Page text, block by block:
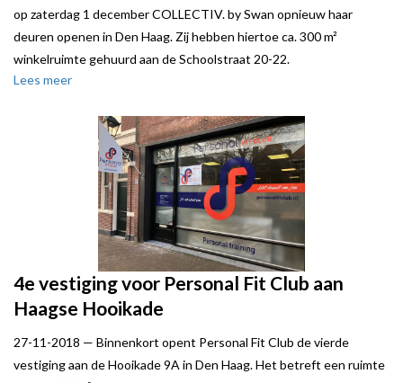
op zaterdag 1 december COLLECTIV. by Swan opnieuw haar
deuren openen in Den Haag. Zij hebben hiertoe ca. 300 m²
winkelruimte gehuurd aan de Schoolstraat 20-22.
Rotterdam en Leiden.
Bij de conceptstore COLLECTIV. by Swan vind je de mooiste
creaties van verschillende designers & master verzamelaars. Dus
heel veel fashion, sieraden, leren tassen, mooie prints, vintage, art,
meubels, kussens en mucho more.
Verhuurder, een particuliere belegger, werd bij deze transactie
geadviseerd door Local Joe.
Lees meer
4e vestiging voor Personal Fit Club aan
Haagse Hooikade
27-11-2018 — Binnenkort opent Personal Fit Club de vierde
vestiging aan de Hooikade 9A in Den Haag. Het betreft een ruimte